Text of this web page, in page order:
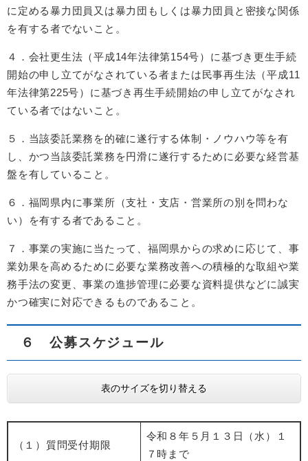
に定める暴力団員又は暴力団もしくは暴力団員と密接な関係
を有する者でないこと。
４．会社更生法（平成14年法律第154号）に基づき更生手続
開始の申し立てがなされている者または民事再生法（平成11
年法律第225号）に基づき再生手続開始の申し立てがなされ
ている者ではないこと。
５．当該委託業務を的確に遂行する体制・ノウハウ等を有
し、かつ当該委託業務を円滑に遂行するために必要な経営基
盤を有していること。
６．福岡県内に事業所（支社・支店・営業所の別を問わな
い）を有する者であること。
７．事業の実施に当たって、福岡県からの求めに応じて、事
業効果を高めるために必要な業務改善への積極的な取組や業
務手法の変更、事業の進捗管理に必要な資料提供などに誠実
かつ確実に対応できるものであること。
６ 公募スケジュール
表のサイズを切り替える
（１）質問受付期限
令和８年５月１３日（水）１
７時まで